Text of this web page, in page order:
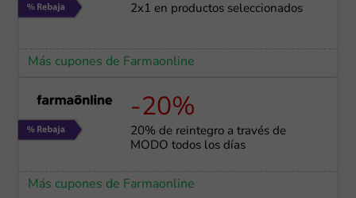
2x1 en productos seleccionados
Más cupones de Farmaonline
-20%
20% de reintegro a través de
MODO todos los días
Más cupones de Farmaonline